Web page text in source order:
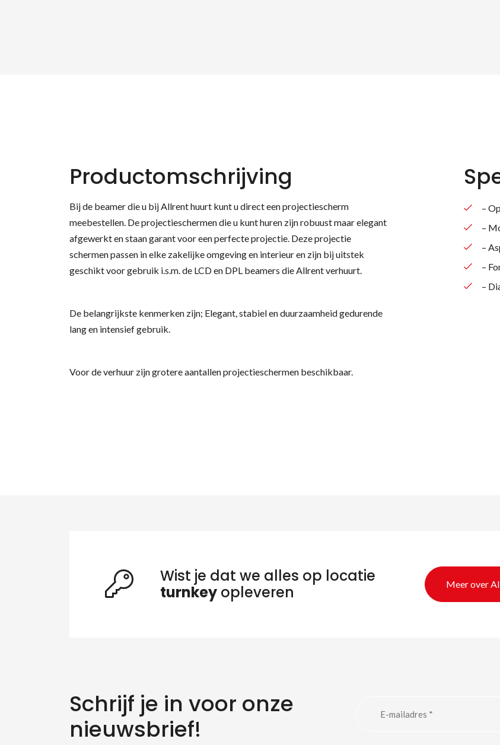
Productomschrijving
Bij de beamer die u bij Allrent huurt kunt u direct een projectiescherm
meebestellen. De projectieschermen die u kunt huren zijn robuust maar elegant
afgewerkt en staan garant voor een perfecte projectie. Deze projectie
schermen passen in elke zakelijke omgeving en interieur en zijn bij uitstek
geschikt voor gebruik i.s.m. de LCD en DPL beamers die Allrent verhuurt.
De belangrijkste kenmerken zijn; Elegant, stabiel en duurzaamheid gedurende
lang en intensief gebruik.
Voor de verhuur zijn grotere aantallen projectieschermen beschikbaar.
–
–
–
–
–
Wist je dat we alles op locatie
turnkey opleveren Meer over
Schrijf je in voor onze
nieuwsbrief!
Zoeken naar